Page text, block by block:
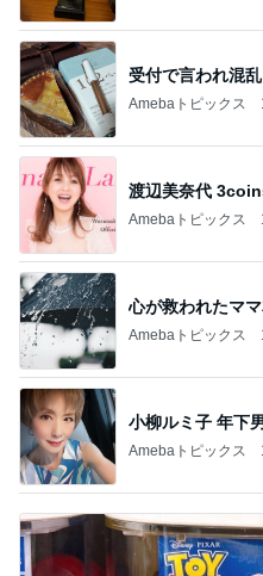
受付で言われ混
Amebaトピックス
渡辺美奈代
Amebaトピックス
心が救われたマ
Amebaトピックス
小柳ルミ子 年下
Amebaトピックス